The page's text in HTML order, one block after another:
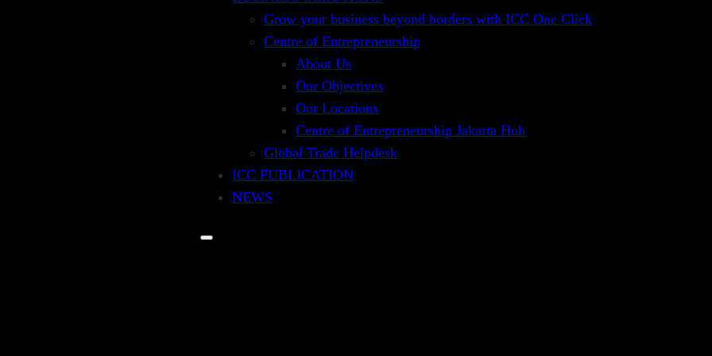
Grow your business beyond borders with ICC One Click
Centre of Entrepreneurship
About Us
Our Objectives
Our Locations
Centre of Entrepreneurship Jakarta Hub
Global Trade Helpdesk
ICC PUBLICATION
NEWS
PROJECT OWNER CONCERN ON BANK GUARANTEE CLAIM
Bank Garansi adalah dalam industri konstruksi yang pada umumnya diterbitkan atas permintaan pihak
industri consumer goods yaitu diterbitkan atas permintaan pihak distributor / agen untuk kepentingan
Bank Garansi lainnya yang cukup lazim walaupun volume tidak sebesar dalam kedua industri terdahulu
terkait Bea dan Cukai atau biasa disebut Custom Bond.
memerlukan investasi Rp 5,452 triliun (Sumber: Bappenas,2014). Dengan rata-rata nilai Bank Garansi
10%, Advance Payment Bond sebesar 10%, Retention Bond sebesar 10% maka paling tidak terdapat
hidup minimum untuk pangan dan non-pangan per penduduk per bulan sebesar Rp 166,697
mendekati 270 juta jiwa, dengan perhitungan yang sangat minimum terdapat kebutuhan hidup yang
besar terkait dengan consumer goods.